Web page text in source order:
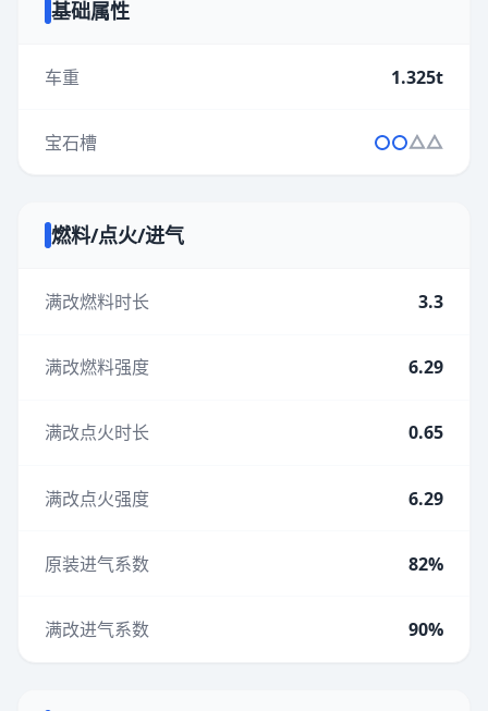
基础属性
车重 1.325t
宝石槽
燃料/点火/进气
满改燃料时长 3.3
满改燃料强度 6.29
满改点火时长 0.65
满改点火强度 6.29
原装进气系数 82%
满改进气系数 90%